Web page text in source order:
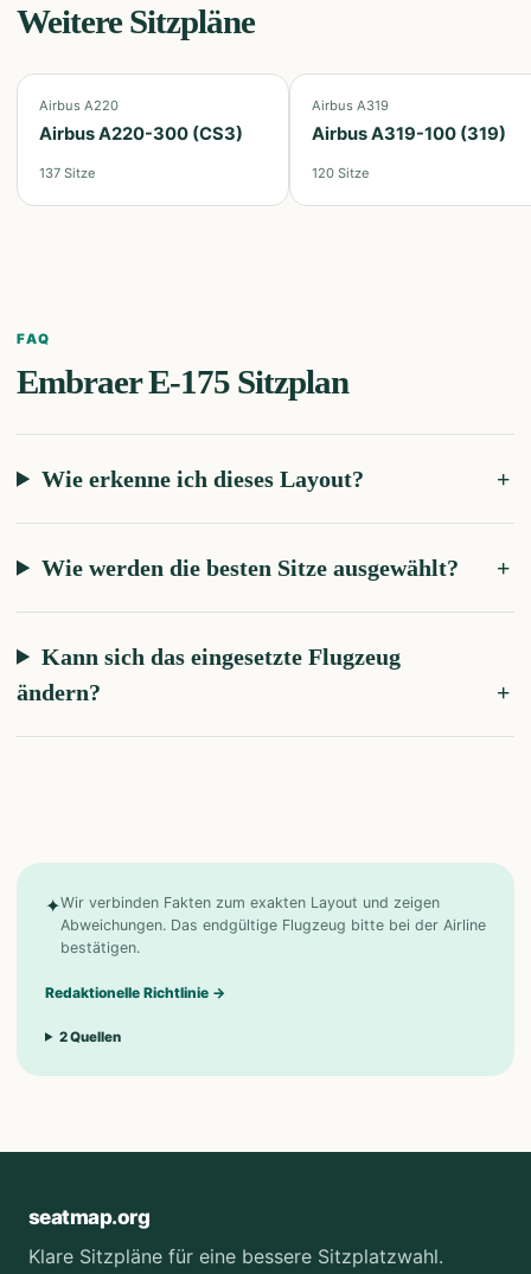
Weitere Sitzpläne
Airbus A220
Airbus A220-300 (CS3)
137 Sitze
Airbus A319
Airbus A319-100 (319)
120 Sitze
FAQ
Embraer E-175 Sitzplan
Wie erkenne ich dieses Layout?
Wie werden die besten Sitze ausgewählt?
Kann sich das eingesetzte Flugzeug
ändern?
✦Wir verbinden Fakten zum exakten Layout und zeigen
Abweichungen. Das endgültige Flugzeug bitte bei der Airline
bestätigen.
Redaktionelle Richtlinie →
2Quellen
seatmap.org
Klare Sitzpläne für eine bessere Sitzplatzwahl.